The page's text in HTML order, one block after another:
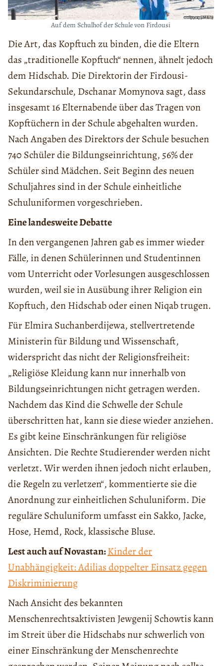
Auf dem Schulhof der Schule von Firdousi
Die Art, das Kopftuch zu binden, die die Eltern
das „traditionelle Kopftuch“ nennen, ähnelt jedoch
dem Hidschab. Die Direktorin der Firdousi-
Sekundarschule, Dschanar Momynova sagt, dass
insgesamt 16 Elternabende über das Tragen von
Kopftüchern in der Schule abgehalten wurden.
Nach Angaben des Direktors der Schule besuchen
740 Schüler die Bildungseinrichtung, 56% der
Schüler sind Mädchen. Seit Beginn des neuen
Schuljahres sind in der Schule einheitliche
Schuluniformen vorgeschrieben.
Eine landesweite Debatte
In den vergangenen Jahren gab es immer wieder
Fälle, in denen Schülerinnen und Studentinnen
vom Unterricht oder Vorlesungen ausgeschlossen
wurden, weil sie in Ausübung ihrer Religion ein
Kopftuch, den Hidschab oder einen Niqab trugen.
Für Elmira Suchanberdijewa, stellvertretende
Ministerin für Bildung und Wissenschaft,
widerspricht das nicht der Religionsfreiheit:
„Religiöse Kleidung kann nur innerhalb von
Bildungseinrichtungen nicht getragen werden.
Nachdem das Kind die Schwelle der Schule
überschritten hat, kann sie diese wieder anziehen.
Es gibt keine Einschränkungen für religiöse
Ansichten. Die Rechte Studierender werden nicht
verletzt. Wir werden ihnen jedoch nicht erlauben,
die Regeln zu verletzen“, kommentierte sie die
Anordnung zur einheitlichen Schuluniform. Die
reguläre Schuluniform umfasst ein Sakko, Jacke,
Hose, Hemd, Rock, klassische Bluse.
Lest auch auf Novastan:Kinder der
Unabhängigkeit: Adilias doppelter Einsatz gegen
Diskriminierung
Nach Ansicht des bekannten
Menschenrechtsaktivisten Jewgenij Schowtis kann
im Streit über die Hidschabs nur schwerlich von
einer Einschränkung der Menschenrechte